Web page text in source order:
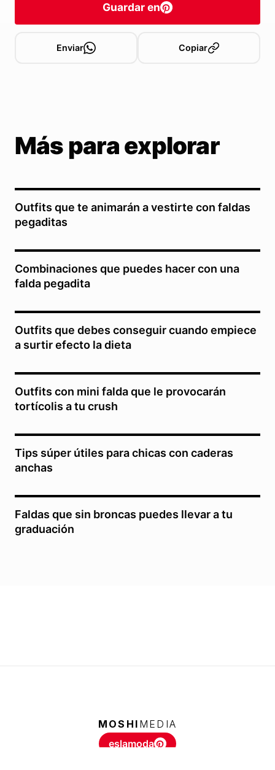
Guardar en
Enviar Copiar
Más para explorar
Outfits que te animarán a vestirte con faldas
pegaditas
Combinaciones que puedes hacer con una
falda pegadita
Outfits que debes conseguir cuando empiece
a surtir efecto la dieta
Outfits con mini falda que le provocarán
tortícolis a tu crush
Tips súper útiles para chicas con caderas
anchas
Faldas que sin broncas puedes llevar a tu
graduación
MOSHI MEDIA
eslamoda